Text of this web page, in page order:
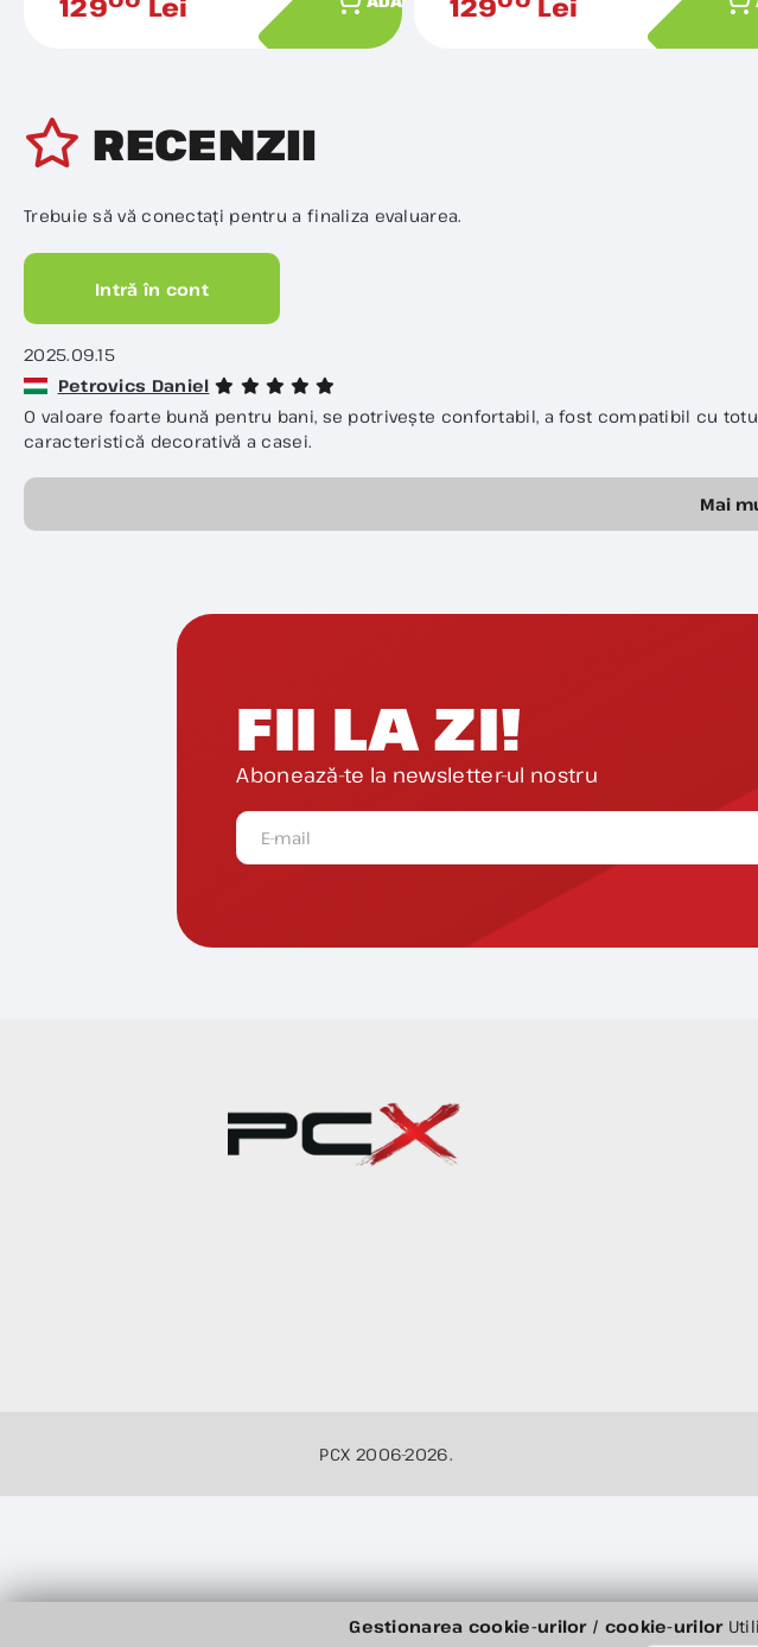
129 Lei 129 Lei
RECENZII
Trebuie să vă conectați pentru a finaliza evaluarea.
Intră în cont
2025.09.15
Petrovics Daniel
O valoare foarte bună pentru bani, se potrivește confortabil, a fost compatibil cu
caracteristică decorativă a casei.
Mai
FII LA ZI!
Abonează-te la newsletter-ul nostru
PCX 2006-2026.
Gestionarea cookie-urilor / cookie-urilor